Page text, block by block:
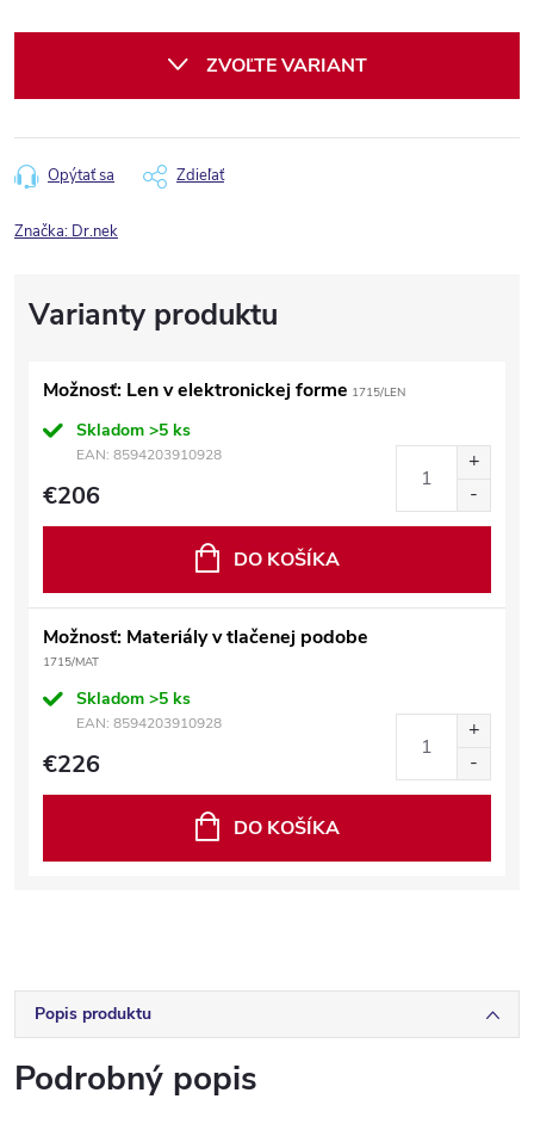
ZVOĽTE VARIANT
Opýtať sa Zdieľať
Značka: Dr.nek
Možnosť: Len v elektronickej forme 1715/LEN
Skladom >5 ks
EAN: 8594203910928
€206
DO KOŠÍKA
Možnosť: Materiály v tlačenej podobe
1715/MAT
Skladom >5 ks
EAN: 8594203910928
€226
DO KOŠÍKA
Popis produktu
Podrobný popis